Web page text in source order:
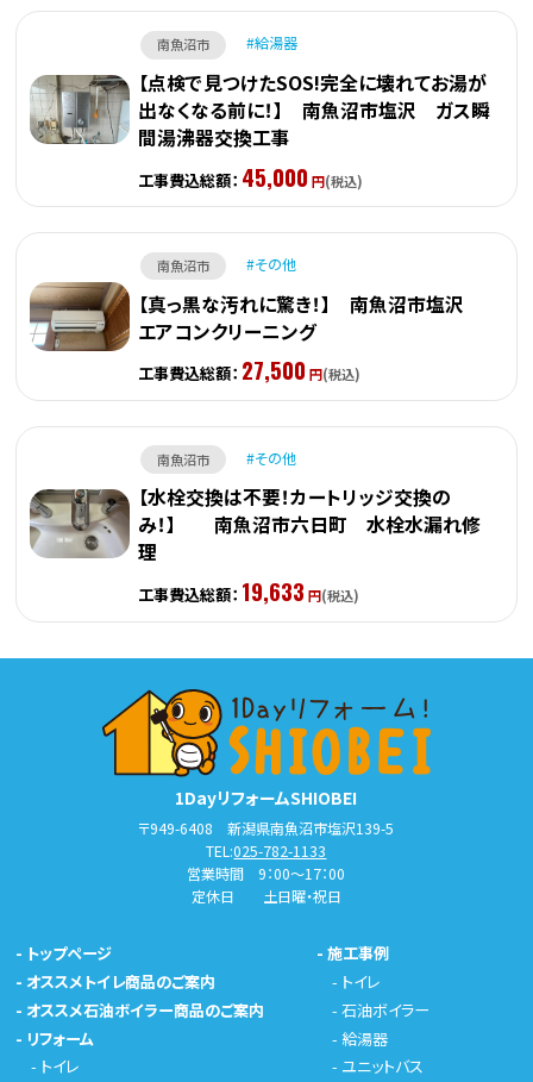
南魚沼市 給湯器
【点検で見つけたSOS!完全に壊れてお湯が
出なくなる前に！】 南魚沼市塩沢 ガス瞬
間湯沸器交換工事
工事費込総額： 45,000 円(税込)
南魚沼市 その他
【真っ黒な汚れに驚き！】 南魚沼市塩沢
エアコンクリーニング
工事費込総額： 27,500 円(税込)
南魚沼市 その他
【水栓交換は不要！カートリッジ交換の
み！】 南魚沼市六日町 水栓水漏れ修
理
工事費込総額： 19,633 円(税込)
1DayリフォームSHIOBEI
〒949-6408 新潟県南魚沼市塩沢139-5
TEL:025-782-1133
営業時間 9：00～17：00
定休日 土日曜・祝日
- トップページ
- オススメトイレ商品のご案内
- オススメ石油ボイラー商品のご案内
- リフォーム
- トイレ
-施工事例
- トイレ
-石油ボイラー
- 給湯器
- ユニットバス